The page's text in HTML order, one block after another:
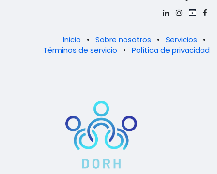
Inicio • Sobre nosotros • Servicios
•
Términos de servicio
• Política de privacidad